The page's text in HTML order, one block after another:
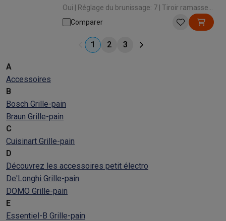
Oui | Réglage du brunissage: 7 | Tiroir ramasse-
miettes: Oui
Comparer
1 2 3
A
Accessoires
B
Bosch Grille-pain
Braun Grille-pain
C
Cuisinart Grille-pain
D
Découvrez les accessoires petit électro
De'Longhi Grille-pain
DOMO Grille-pain
E
Essentiel-B Grille-pain